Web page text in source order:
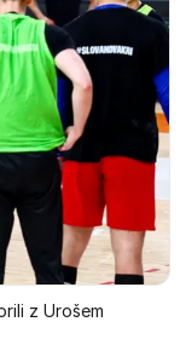
z Urošem